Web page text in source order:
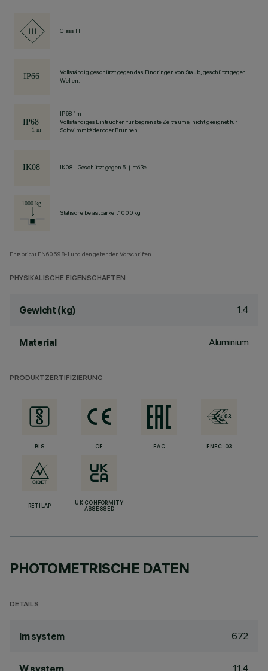
Class III
Vollständig geschützt gegen das Eindringen von Staub, geschützt gegen
Wellen.
IP68 1m
Vollständiges Eintauchen für begrenzte Zeiträume, nicht geeignet für
Schwimmbäder oder Brunnen.
IK08 - Geschützt gegen 5-j-stöße
Statische belastbarkeit 1000 kg
Entspricht EN60598-1 und den geltenden Vorschriften.
PHYSIKALISCHE EIGENSCHAFTEN
Gewicht (kg) 1.4
Material Aluminium
PRODUKTZERTIFIZIERUNG
BIS CE EAC ENEC-03
RETILAP
UK CONFORMITY
ASSESSED
PHOTOMETRISCHE DATEN
DETAILS
lm system 672
W system 11.4